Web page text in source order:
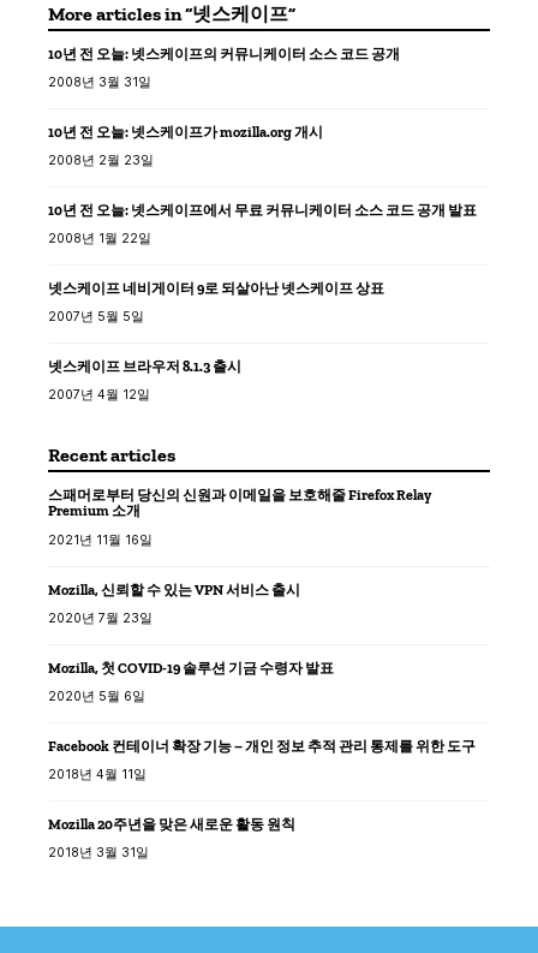
More articles in “넷스케이프”
10년 전 오늘: 넷스케이프의 커뮤니케이터 소스 코드 공개
2008년 3월 31일
10년 전 오늘: 넷스케이프가 mozilla.org 개시
2008년 2월 23일
10년 전 오늘: 넷스케이프에서 무료 커뮤니케이터 소스 코드 공개 발표
2008년 1월 22일
넷스케이프 네비게이터 9로 되살아난 넷스케이프 상표
2007년 5월 5일
넷스케이프 브라우저 8.1.3 출시
2007년 4월 12일
Recent articles
스패머로부터 당신의 신원과 이메일을 보호해줄 Firefox Relay
Premium 소개
2021년 11월 16일
Mozilla, 신뢰할 수 있는 VPN 서비스 출시
2020년 7월 23일
Mozilla, 첫 COVID-19 솔루션 기금 수령자 발표
2020년 5월 6일
Facebook 컨테이너 확장 기능 – 개인 정보 추적 관리 통제를 위한 도구
2018년 4월 11일
Mozilla 20주년을 맞은 새로운 활동 원칙
2018년 3월 31일